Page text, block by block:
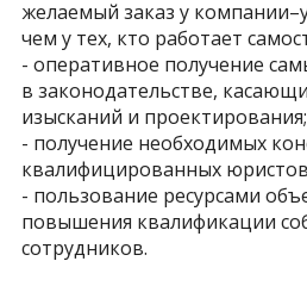
желаемый заказ у
чем у тех, кто работает
- оперативное получение
в законодательстве,
изысканий и проектирования;
- получение необходимых
квалифицированных юристов
- пользование ресурсами
повышения квалификации
сотрудников.